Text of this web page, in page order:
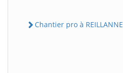
Chantier pro à REILLANNE